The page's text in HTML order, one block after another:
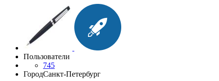
Пользователи
745
ГородСанкт-Петербург